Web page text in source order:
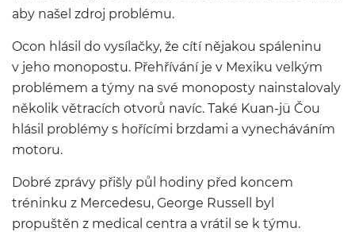
aby našel zdroj problému.
Ocon hlásil do vysílačky, že cítí nějakou spáleninu
v jeho monopostu. Přehřívání je v Mexiku velkým
problémem a týmy na své monoposty nainstalovaly
několik větracích otvorů navíc. Také Kuan-jü Čou
hlásil problémy s hořícími brzdami a vynecháváním
motoru.
Dobré zprávy přišly půl hodiny před koncem
tréninku z Mercedesu, George Russell byl
propuštěn z medical centra a vrátil se k týmu.